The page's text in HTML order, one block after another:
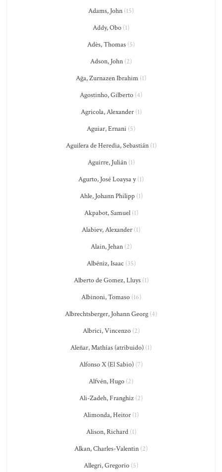
Adams, John (15)
Addy, Obo (1)
Adès, Thomas (5)
Adson, John (2)
Ağa, Zurnazen Ibrahim (1)
Agostinho, Gilberto (4)
Agricola, Alexander(1)
Aguiar, Ernani (5)
Aguilera de Heredia, Sebastián(1)
Aguirre, Julián(1)
Agurto, José Loaysa y(1)
Ahle, Johann Philipp(1)
Akpabot, Samuel(1)
Alabiev, Alexander (1)
Alain, Jehan(2)
Albéniz, Isaac (35)
Alberto de Gomez, Lluys(1)
Albinoni, Tomaso(16)
Albrechtsberger, Johann Georg (4)
Albrici, Vincenzo(2)
Aleñar, Mathías (atribuido) (1)
Alfonso X (El Sabio) (7)
Alfvén, Hugo (2)
Ali-Zadeh, Franghiz (2)
Alimonda, Heitor (1)
Alison, Richard(1)
Alkan, Charles-Valentin (2)
Allegri, Gregorio (5)